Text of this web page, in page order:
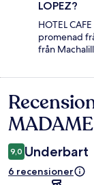
LOPEZ?
HOTEL
promenad
från
9,0 Underbart
6 recensioner